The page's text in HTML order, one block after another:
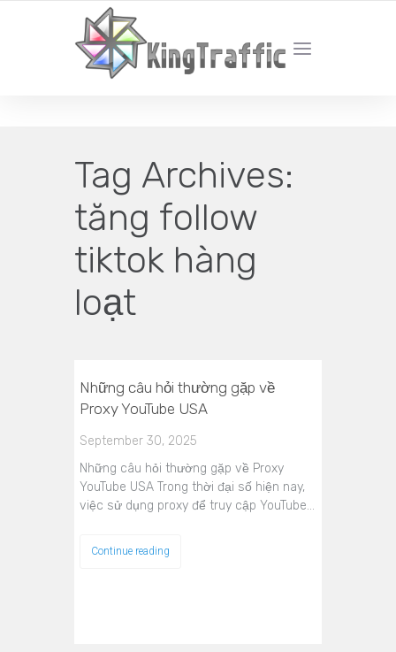
YOUR LOCAL DIGITAL MARKETING AGENCY
Tag Archives:
tăng follow
tiktok hàng
loạt
Những câu hỏi thường gặp về
Proxy YouTube USA
September 30, 2025
Những câu hỏi thường gặp về Proxy
YouTube USA Trong thời đại số hiện nay,
việc sử dụng proxy để truy cập YouTube…
Continue reading